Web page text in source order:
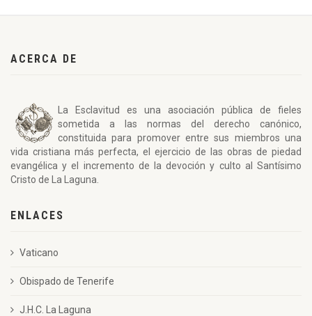
ACERCA DE
La Esclavitud es una asociación pública de fieles
sometida a las normas del derecho canónico,
constituida para promover entre sus miembros una
vida cristiana más perfecta, el ejercicio de las obras de piedad
evangélica y el incremento de la devoción y culto al Santísimo
Cristo de La Laguna.
ENLACES
Vaticano
Obispado de Tenerife
J.H.C. La Laguna